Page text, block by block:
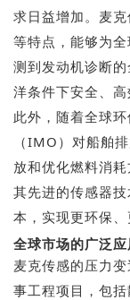
求日益增加。麦
等特点，能够为
测到发动机诊断
洋条件下安全、高
此外，随着全球
（IMO）对船舶
放和优化燃料消
其先进的传感器
本，实现更环保、
全球市场的广泛应
麦克传感的压力
事工程项目，包